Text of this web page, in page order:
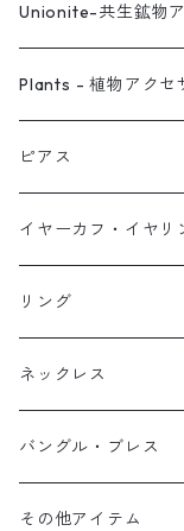
Unionite-共生鉱物
ピアス
ネックレス
イヤーカフ
イヤリング
Plants - 植物アクセ
ピアス
ネックレス
リング
ブレス
オブジェ
イヤーカフ
ピアス
スタッド・一粒
フック・ぶら下がり
フープ
イヤーカフ・イヤリ
原石イヤーカフ
植物イヤーカフ
ぶら下がりイヤーカフ
2連イヤーカフ
リング
ネックレス
バングル・ブレス
ブレスレット
その他アイテム